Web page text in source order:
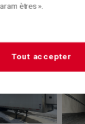
».
Tout accepter